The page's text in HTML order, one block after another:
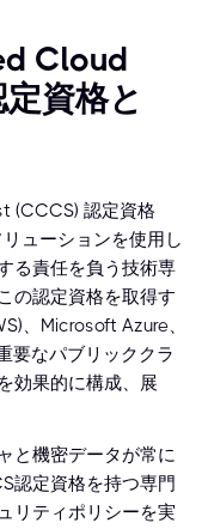
Cloud
資格と
(CCCS) 認定資格
ューションを使用し
る責任を負う技術専
の認定資格を取得す
、Microsoft Azure、
なパブリッククラ
効果的に構成、展
と機密データが常に
認定資格を持つ専門
リティポリシーを実